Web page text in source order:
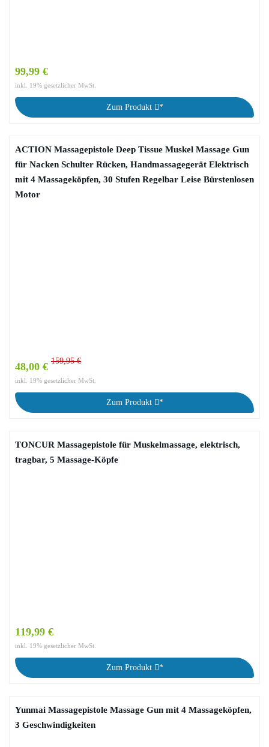
99,99 €
inkl. 19% gesetzlicher MwSt.
Zum Produkt *
ACTION Massagepistole Deep Tissue Muskel Massage Gun
für Nacken Schulter Rücken, Handmassagegerät Elektrisch
mit 4 Massageköpfen, 30 Stufen Regelbar Leise Bürstenlosen
Motor
48,00 € 159,95 €
inkl. 19% gesetzlicher MwSt.
Zum Produkt *
TONCUR Massagepistole für Muskelmassage, elektrisch,
tragbar, 5 Massage-Köpfe
119,99 €
inkl. 19% gesetzlicher MwSt.
Zum Produkt *
Yunmai Massagepistole Massage Gun mit 4 Massageköpfen,
3 Geschwindigkeiten